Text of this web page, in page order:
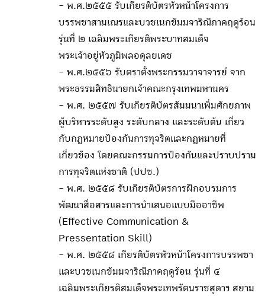
- พ.ศ.๒๕๕๕ รับเกียรติบัตรหัวหน้าโครงการ
บรรพชาสามเณรและบวชเนกขัมมจาริณีภาคฤดูร้อน
รุ่นที่ ๒ เฉลิมพระเกียรติพระบาทสมเด็จ
พระเจ้าอยู่หัวภูมิพลอดุลยเดช
- พ.ศ.๒๕๕๖ รับตราตั้งพระกรรมวาจาจารย์ จาก
พระธรรมสิทธินายกเจ้าคณะกรุงเทพมหานคร
- พ.ศ. ๒๕๕๗ รับเกียรติบัตรสัมมนาเพิ่มศักยภาพ
ผู้บริหารระดับสูง ระดับกลาง และระดับต้น เกี่ยว
กับกฎหมายป้องกันการทุจริตและกฎหมายที่
เกี่ยวข้อง โดยคณะกรรมการป้องกันและปราบปราม
การทุจริตแห่งชาติ (ปปช.)
- พ.ศ. ๒๕๕๘ รับเกียรติบัตรการฝึกอบรมการ
พัฒนาสื่อสารและการนำเสนอแบบมืออาชีพ
(Effective Communication &
Pressentation Skill)
- พ.ศ. ๒๕๕๘ เกียรติบัตรหัวหน้าโครงการบรรพชา
และบวชเนกขัมมจาริณีภาคฤดูร้อน รุ่นที่ ๔
เฉลิมพระเกียรติสมเด็จพระเทพรัตนราชสุดาฯ สยาม